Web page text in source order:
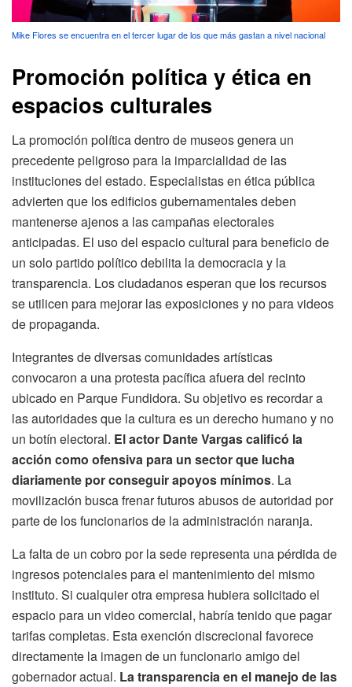
Mike Flores se encuentra en el tercer lugar de los que más gastan a nivel nacional
Promoción política y ética en
espacios culturales
La promoción política dentro de museos genera un
precedente peligroso para la imparcialidad de las
instituciones del estado. Especialistas en ética pública
advierten que los edificios gubernamentales deben
mantenerse ajenos a las campañas electorales
anticipadas. El uso del espacio cultural para beneficio de
un solo partido político debilita la democracia y la
transparencia. Los ciudadanos esperan que los recursos
se utilicen para mejorar las exposiciones y no para videos
de propaganda.
Integrantes de diversas comunidades artísticas
convocaron a una protesta pacífica afuera del recinto
ubicado en Parque Fundidora. Su objetivo es recordar a
las autoridades que la cultura es un derecho humano y no
un botín electoral. El actor Dante Vargas calificó la
acción como ofensiva para un sector que lucha
diariamente por conseguir apoyos mínimos. La
movilización busca frenar futuros abusos de autoridad por
parte de los funcionarios de la administración naranja.
La falta de un cobro por la sede representa una pérdida de
ingresos potenciales para el mantenimiento del mismo
instituto. Si cualquier otra empresa hubiera solicitado el
espacio para un video comercial, habría tenido que pagar
tarifas completas. Esta exención discrecional favorece
directamente la imagen de un funcionario amigo del
gobernador actual. La transparencia en el manejo de las